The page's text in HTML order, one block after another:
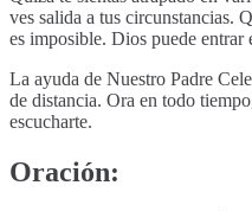
ves salida a tus circunstancias.
es imposible. Dios puede
La ayuda de Nuestro Padre
de distancia. Ora en todo
escucharte.
Oración: